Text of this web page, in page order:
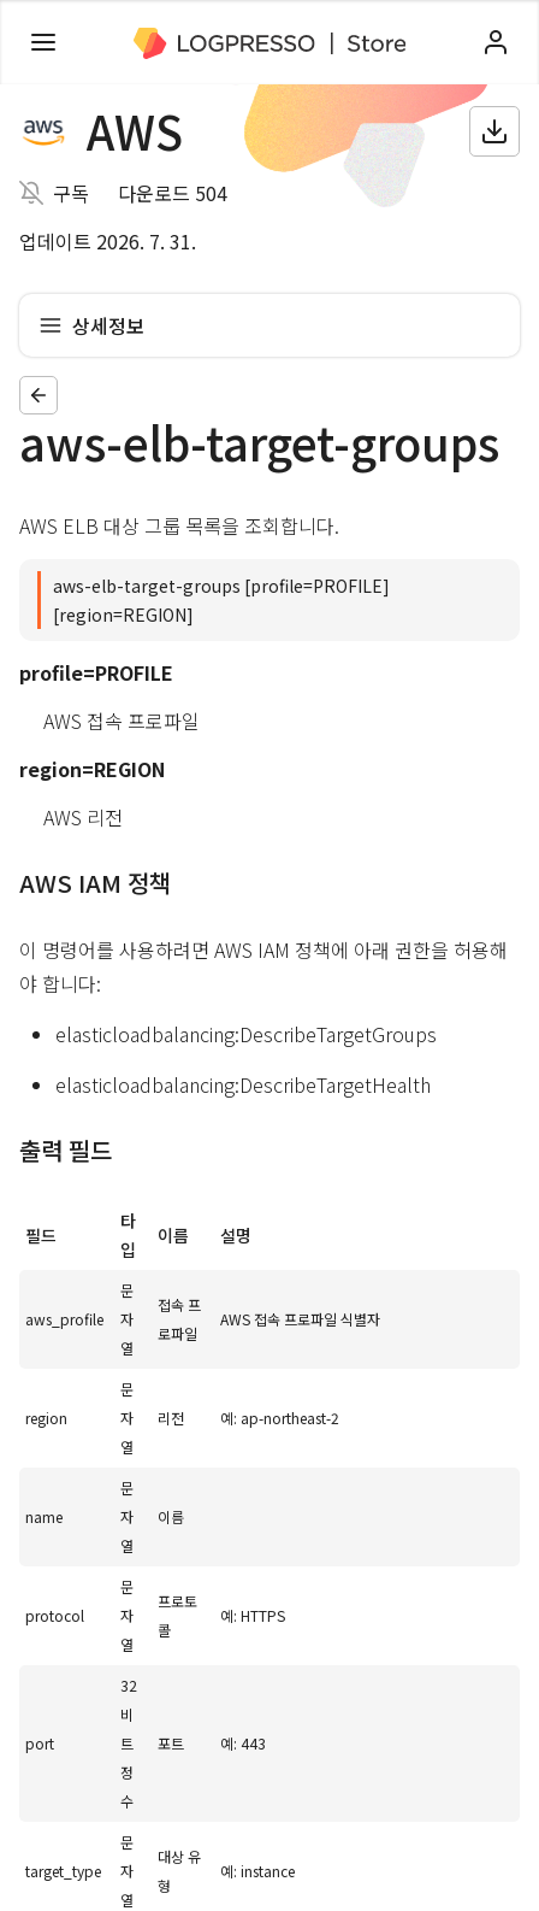
AWS
구독
다운로드 504
업데이트 2026. 7. 31.
상세정보
aws-elb-target-groups
AWS ELB 대상 그룹 목록을 조회합니다.
aws-elb-target-groups [profile=PROFILE]
[region=REGION]
profile=PROFILE
AWS 접속 프로파일
region=REGION
AWS 리전
AWS IAM 정책
이 명령어를 사용하려면 AWS IAM 정책에 아래 권한을 허용해
야 합니다:
elasticloadbalancing:DescribeTargetGroups
elasticloadbalancing:DescribeTargetHealth
출력 필드
필드
타
입
이름 설명
aws_profile
문
자
열
접속 프
로파일
AWS 접속 프로파일 식별자
region
문
자
열
리전 예: ap-northeast-2
name
문
자
열
이름
protocol
문
자
열
프로토
콜
예: HTTPS
port
32
비
트
정
수
포트 예: 443
target_type
문
자
열
대상 유
형
예: instance